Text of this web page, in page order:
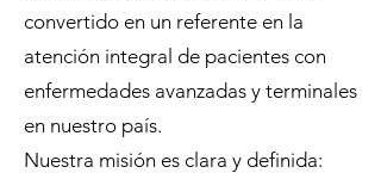
convertido en un referente en la
atención integral de pacientes con
enfermedades avanzadas y terminales
en nuestro país.
Nuestra misión es clara y definida: